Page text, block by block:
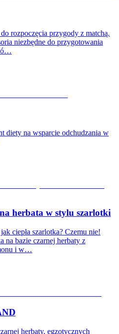
rozpoczęcia przygody z matchą.
niezbędne do przygotowania
diety na wsparcie odchudzania w
herbata w stylu szarlotki
ciepła szarlotka? Czemu nie!
na bazie czarnej herbaty z
i w…
herbaty, egzotycznych